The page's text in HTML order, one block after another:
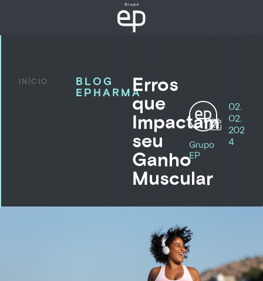
INÍCIO
BLOG
EPHARMAErros
que
Impactam
seu
Ganho
Muscular
Grupo
EP
02.
02.
202
4